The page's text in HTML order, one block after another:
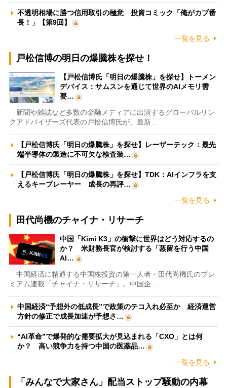
不透明相場に勝つ信用取引の極意 投資コミック「俺がカブ番
長！」【第9回】
一覧を見る
戸松信博の明日の爆騰株を探せ！
【戸松信博氏「明日の爆騰株」を探せ】トーメン
デバイス：サムスンを通じて世界のAIメモリ需
要…
新聞や雑誌など多数の金融メディアに出演するグローバルリン
クアドバイザーズ代表の戸松信博氏が、最新…
【戸松信博氏「明日の爆騰株」を探せ】レーザーテック：最先
端半導体の製造に不可欠な検査装…
【戸松信博氏「明日の爆騰株」を探せ】TDK：AIインフラを支
えるキープレーヤー 成長の再評…
一覧を見る
田代尚機のチャイナ・リサーチ
中国「Kimi K3」の衝撃に世界はどう対応するの
か？ 米財務長官が検討する「蒸留を行う中国
AI…
中国経済に精通する中国株投資の第一人者・田代尚機氏のプレ
ミアム連載「チャイナ・リサーチ」。中国企…
中国経済“予想外の低成長”で政策のテコ入れ必至か 経済運営
方針の修正で成長加速が予想さ…
“AI革命”で爆発的な需要拡大が見込まれる「CXO」とは何
か？ 高い競争力を持つ中国の医薬品…
一覧を見る
「みんなで大家さん」配当ストップ騒動の内幕